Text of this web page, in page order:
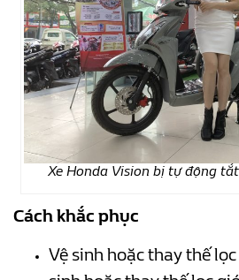
Xe Honda Vision bị tự động
Cách khắc phục
Vệ sinh hoặc thay thế